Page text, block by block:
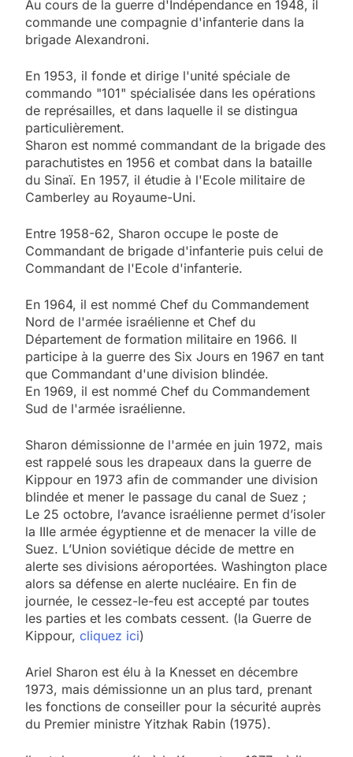
Au cours de la guerre d'Indépendance en 1948, il
commande une compagnie d'infanterie dans la
brigade Alexandroni.
En 1953, il fonde et dirige l'unité spéciale de
commando "101" spécialisée dans les opérations
de représailles, et dans laquelle il se distingua
particulièrement.
Sharon est nommé commandant de la brigade des
parachutistes en 1956 et combat dans la bataille
du Sinaï. En 1957, il étudie à l'Ecole militaire de
Camberley au Royaume-Uni.
Entre 1958-62, Sharon occupe le poste de
Commandant de brigade d'infanterie puis celui de
Commandant de l'Ecole d'infanterie.
En 1964, il est nommé Chef du Commandement
Nord de l'armée israélienne et Chef du
Département de formation militaire en 1966. Il
participe à la guerre des Six Jours en 1967 en tant
que Commandant d'une division blindée.
En 1969, il est nommé Chef du Commandement
Sud de l'armée israélienne.
Sharon démissionne de l'armée en juin 1972, mais
est rappelé sous les drapeaux dans la guerre de
Kippour en 1973 afin de commander une division
blindée et mener le passage du canal de Suez ;
Le 25 octobre, l’avance israélienne permet d’isoler
la IIIe armée égyptienne et de menacer la ville de
Suez. L’Union soviétique décide de mettre en
alerte ses divisions aéroportées. Washington place
alors sa défense en alerte nucléaire. En fin de
journée, le cessez-le-feu est accepté par toutes
les parties et les combats cessent. (la Guerre de
Kippour, cliquez ici)
Ariel Sharon est élu à la Knesset en décembre
1973, mais démissionne un an plus tard, prenant
les fonctions de conseiller pour la sécurité auprès
du Premier ministre Yitzhak Rabin (1975).